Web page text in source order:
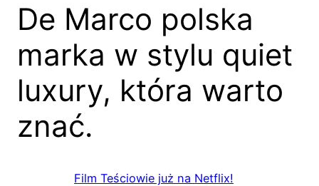
De Marco polska
marka w stylu quiet
luxury, która warto
znać.
Film Teściowie już na Netflix!